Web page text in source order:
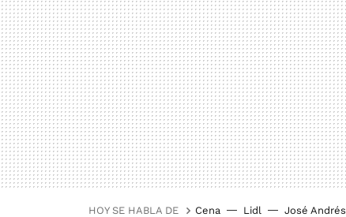
HOY SE HABLA DE Cena Lidl José Andrés